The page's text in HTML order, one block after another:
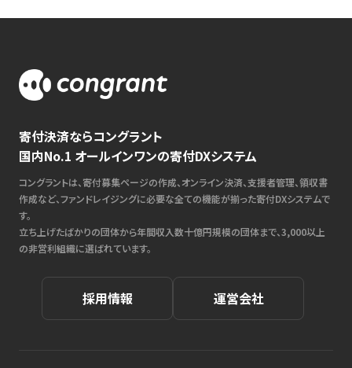
寄付決済ならコングラント
国内No.1 オールインワンの寄付DXシステム
コングラントは、寄付募集ページの作成、オンライン決済、支援者管理、領収書
作成など、ファンドレイジングに必要な全ての機能が揃った寄付DXシステムで
す。
立ち上げたばかりの団体から年間収入数十億円規模の団体まで、3,000以上
の非営利組織に選ばれています。
採用情報 運営会社